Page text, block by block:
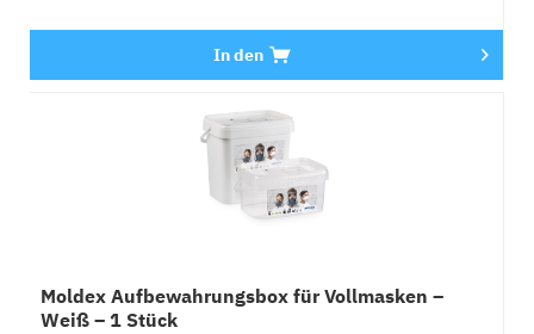
In den
Moldex Aufbewahrungsbox für Vollmasken –
Weiß – 1 Stück